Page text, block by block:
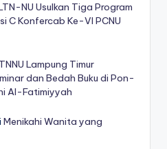
NU Usulkan Tiga Program
C Konfercab Ke-VI PCNU
Lampung Timur
dan Bedah Buku di Pon-
Al-Fatimiyyah
Menikahi Wanita yang